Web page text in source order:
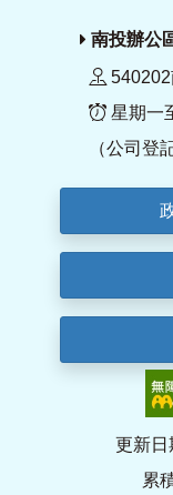
南投辦公
星期一
（公司登
更新日
累